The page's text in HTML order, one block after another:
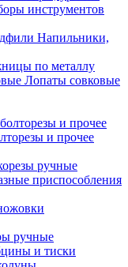
инструментов
Напильники,
по металлу
Лопаты совковые
и прочее
ручные
приспособления
ручные
и тиски